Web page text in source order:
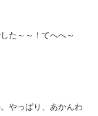
た～～！てへへ～
やっぱり、あかんわ